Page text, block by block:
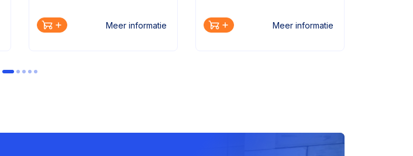
Meer informatie Meer informatie